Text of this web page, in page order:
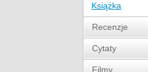
Książka
Recenzje
Cytaty
Filmy